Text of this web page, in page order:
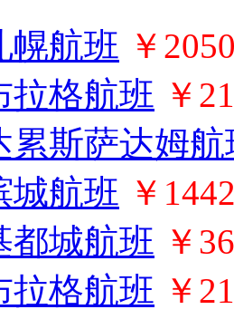
幌航班 ￥
拉格航班 ￥
累斯萨达姆航
城航班 ￥
都城航班 ￥
拉格航班 ￥